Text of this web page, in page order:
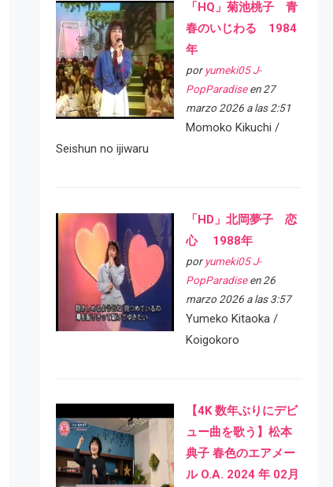
「HQ」菊池桃子 青
春のいじわる 1984
年
por yumeki05 J-
PopParadiseen 27
marzo 2026 a las 2:51
Momoko Kikuchi /
Seishun no ijiwaru
「HD」北岡夢子 恋
心 1988年
por yumeki05 J-
PopParadiseen 26
marzo 2026 a las 3:57
Yumeko Kitaoka /
Koigokoro
【4K 数年ぶりにデビ
ュー曲を歌う】松本
典子 春色のエアメー
ル O.A. 2024 年 02月